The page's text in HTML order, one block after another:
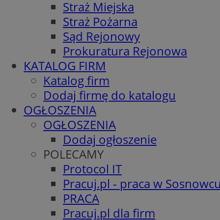
Straż Miejska
Straż Pożarna
Sąd Rejonowy
Prokuratura Rejonowa
KATALOG FIRM
Katalog firm
Dodaj firmę do katalogu
OGŁOSZENIA
OGŁOSZENIA
Dodaj ogłoszenie
POLECAMY
Protocol IT
Pracuj.pl - praca w
PRACA
Pracuj.pl dla firm